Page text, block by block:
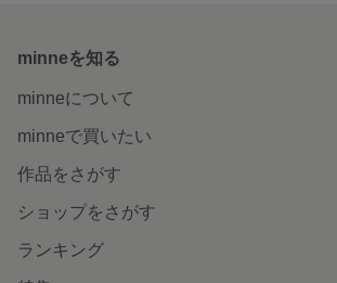
minneを知る
minneについて
minneで買いたい
作品をさがす
ショップをさがす
ランキング